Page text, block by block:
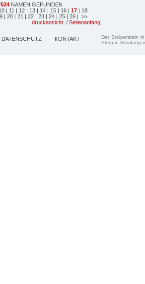
NAMEN GEFUNDEN
| 11 | 12 | 13 | 14 | 15 | 16 | 17 | 18
| 20 | 21 | 22 | 23 | 24 | 25 | 26 | >>
druckansicht / Seitenanfang
DATENSCHUTZ KONTAKT
Der Stolperstein
Stein in Hamburg